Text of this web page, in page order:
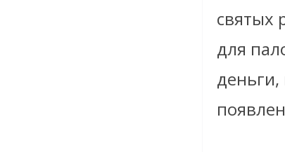
святых
для
деньги,